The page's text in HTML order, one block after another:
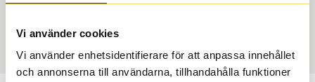
Vi använder cookies
Vi använder enhetsidentifierare för att anpassa innehållet
och annonserna till användarna, tillhandahålla funktioner
USA, 4x4 255/50 R 19 107W
2285